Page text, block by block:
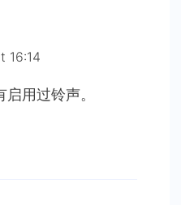
16:14
用过铃声。